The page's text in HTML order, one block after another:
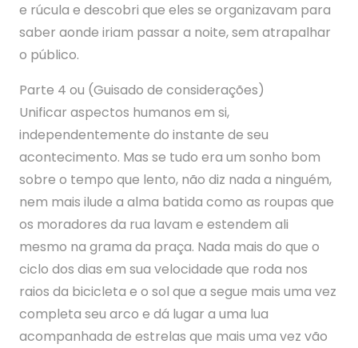
e rúcula e descobri que eles se organizavam para
saber aonde iriam passar a noite, sem atrapalhar
o público.
Parte 4 ou (Guisado de considerações)
Unificar aspectos humanos em si,
independentemente do instante de seu
acontecimento. Mas se tudo era um sonho bom
sobre o tempo que lento, não diz nada a ninguém,
nem mais ilude a alma batida como as roupas que
os moradores da rua lavam e estendem ali
mesmo na grama da praça. Nada mais do que o
ciclo dos dias em sua velocidade que roda nos
raios da bicicleta e o sol que a segue mais uma vez
completa seu arco e dá lugar a uma lua
acompanhada de estrelas que mais uma vez vão